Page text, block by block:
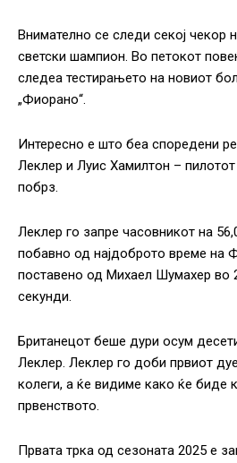
Внимателно се следи секој чекор
светски шампион. Во петокот
следеа тестирањето на новиот
„Фиорано“.
Интересно е што беа споредени
Леклер и Луис Хамилтон –
побрз.
Леклер го запре часовникот на
побавно од најдоброто време на
поставено од Михаел Шумахер во
секунди.
Британецот беше дури осум
Леклер. Леклер го доби првиот
колеги, а ќе видиме како ќе биде
првенството.
Првата трка од сезоната 2025 е